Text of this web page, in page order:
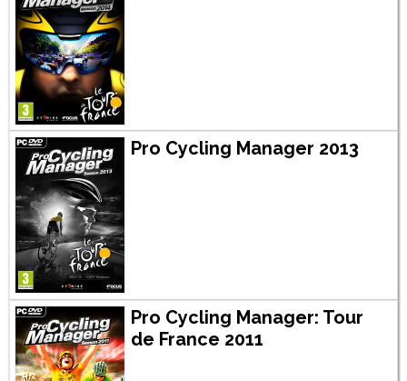
Pro Cycling Manager 2013
Pro Cycling Manager: Tour
de France 2011